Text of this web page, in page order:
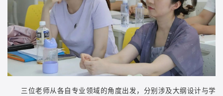
三位老师从各自专业领域的角度出发，分别涉及大纲设计与学